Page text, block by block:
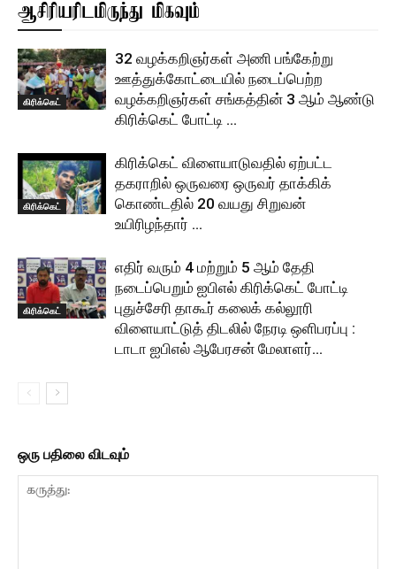
ஆசிரியரிடமிருந்து மிகவும்
கிரிக்கெட்
32 வழக்கறிஞர்கள் அணி பங்கேற்று
ஊத்துக்கோட்டையில் நடைப்பெற்ற
வழக்கறிஞர்கள் சங்கத்தின் 3 ஆம் ஆண்டு
கிரிக்கெட் போட்டி …
கிரிக்கெட்
கிரிக்கெட் விளையாடுவதில் ஏற்பட்ட
தகராறில் ஒருவரை ஒருவர் தாக்கிக்
கொண்டதில் 20 வயது சிறுவன்
உயிரிழந்தார் …
கிரிக்கெட்
எதிர் வரும் 4 மற்றும் 5 ஆம் தேதி
நடைப்பெறும் ஐபிஎல் கிரிக்கெட் போட்டி
புதுச்சேரி தாகூர் கலைக் கல்லூரி
விளையாட்டுத் திடலில் நேரடி ஒளிபரப்பு :
டாடா ஐபிஎல் ஆபேரசன் மேலாளர்...
ஒரு பதிலை விடவும்